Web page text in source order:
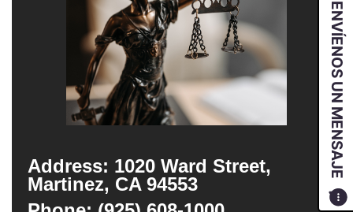
ENVÍENOS UN MENSAJE
Address: 1020 Ward Street,
Martinez, CA 94553